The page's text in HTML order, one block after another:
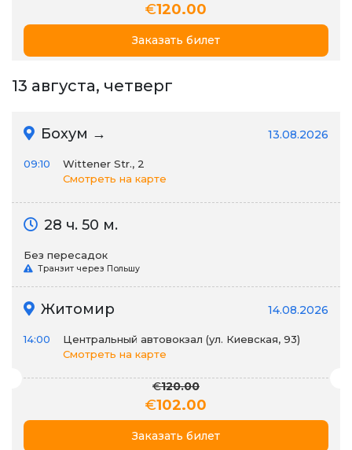
€120.00
Заказать билет
13 августа, четверг
Бохум → 13.08.2026
09:10
Wittener Str., 2
Смотреть на карте
28 ч. 50 м.
Без пересадок
Транзит через Польшу
Житомир 14.08.2026
14:00
Центральный автовокзал (ул. Киевская, 93)
Смотреть на карте
€120.00
€102.00
Заказать билет